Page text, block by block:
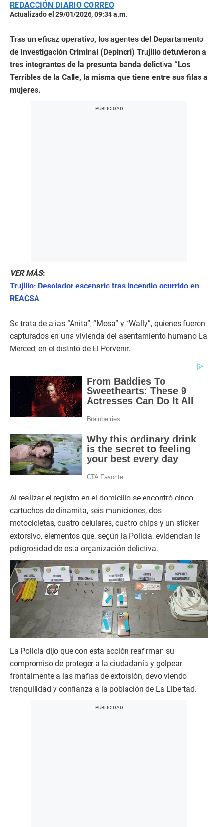
REDACCIÓN DIARIO CORREO
Actualizado el 29/01/2026, 09:34 a.m.
Tras un eficaz operativo, los agentes del Departamento
de Investigación Criminal (Depincri) Trujillo detuvieron a
tres integrantes de la presunta banda delictiva “Los
Terribles de la Calle, la misma que tiene entre sus filas a
mujeres.
VER MÁS:
Trujillo: Desolador escenario tras incendio ocurrido en
REACSA
Se trata de alias “Anita”, “Mosa” y “Wally”, quienes fueron
capturados en una vivienda del asentamiento humano La
Merced, en el distrito de El Porvenir.
Al realizar el registro en el domicilio se encontró cinco
cartuchos de dinamita, seis municiones, dos
motocicletas, cuatro celulares, cuatro chips y un sticker
extorsivo, elementos que, según la Policía, evidencian la
peligrosidad de esta organización delictiva.
La Policía dijo que con esta acción reafirman su
compromiso de proteger a la ciudadanía y golpear
frontalmente a las mafias de extorsión, devolviendo
tranquilidad y confianza a la población de La Libertad.